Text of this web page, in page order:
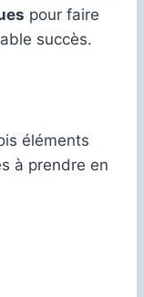
pour faire
succès.
éléments
à prendre en